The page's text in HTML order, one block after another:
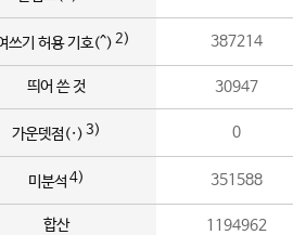
쓰기 허용 기호(^) 2) 387214
띄어 쓴 것 30947
가운뎃점(·) 3) 0
미분석 4) 351588
합산 1194962